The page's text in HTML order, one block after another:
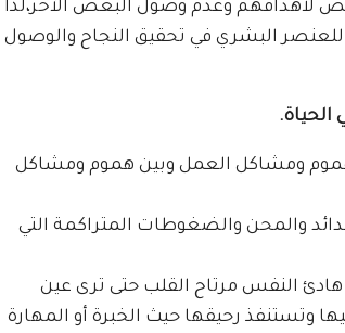
لأهدافهم وعدم وصول البعض الآخر،لذا
البشري في تحقيق النجاح والوصول
ومشاكل العمل وبين هموم ومشاكل
والمحن والضغوطات المتراكمة التي
النفس مرتاح القلب حتى ترى عين
وتستنفذ رحيقها حيث الخبرة أو المهارة